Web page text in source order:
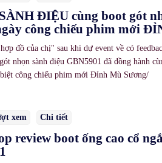
ĐIỆU cùng boot gót
công chiếu phim mới
đồ của chị" sau khi dự event về có
nhọn sành điệu GBN5901 đã đồng hành
công chiếu phim mới Đỉnh Mù Sương/
xem Chi tiết
review boot ống cao cổ